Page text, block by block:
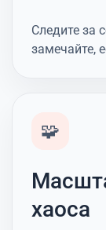
Следите за
замечайте,
🧩
хаоса